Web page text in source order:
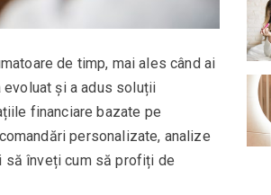
de timp, mai ales când ai
și a adus soluții
financiare bazate pe
personalizate, analize
să înveți cum să profiți de